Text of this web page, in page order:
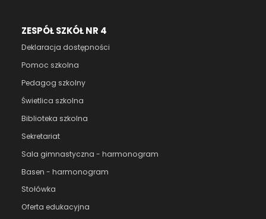
ZESPÓŁ SZKÓŁ NR 4
Deklaracja dostępności
Pomoc szkolna
Pedagog szkolny
Świetlica szkolna
Biblioteka szkolna
Sekretariat
Sala gimnastyczna - harmonogram
Basen - harmonogram
Stołówka
Oferta edukacyjna